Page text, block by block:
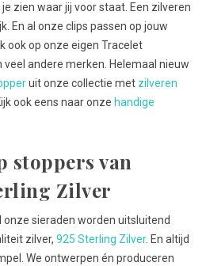
zien waar jij voor staat. Een zilveren
En al onze clips passen op jouw
ook op onze eigen Tracelet
veel andere merken. Helemaal nieuw
uit onze collectie met zilveren
ook eens naar onze handige
van
Zilver
onze sieraden worden uitsluitend
zilver, 925 Sterling Zilver. En altijd
We ontwerpen én produceren